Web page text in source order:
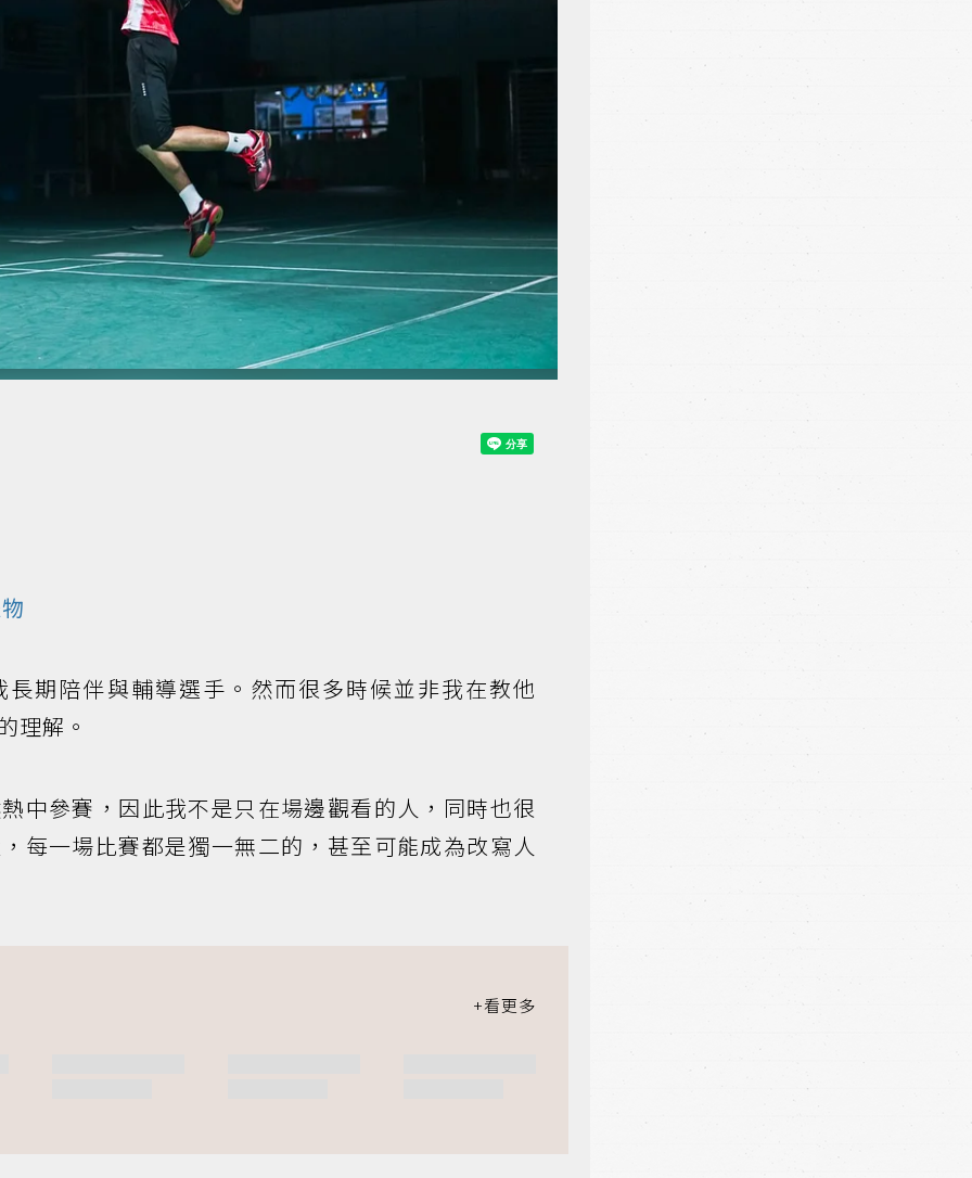
期陪伴與輔導選手。然而很多時候並非我在教他
理解。
中參賽，因此我不是只在場邊觀看的人，同時也很
每一場比賽都是獨一無二的，甚至可能成為改寫人